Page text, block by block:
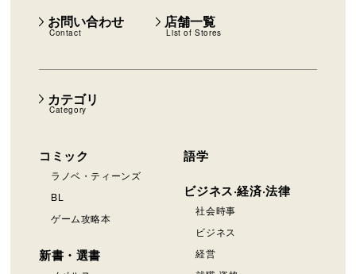
カテゴリ
Category
コミック
ラノベ・ティーンズ
BL
ゲーム攻略本
新書・選書
語学
ビジネス·経済·法律
社会時事
ビジネス
経営
お問い合わせ
Contact
店舗一覧
List of Stores